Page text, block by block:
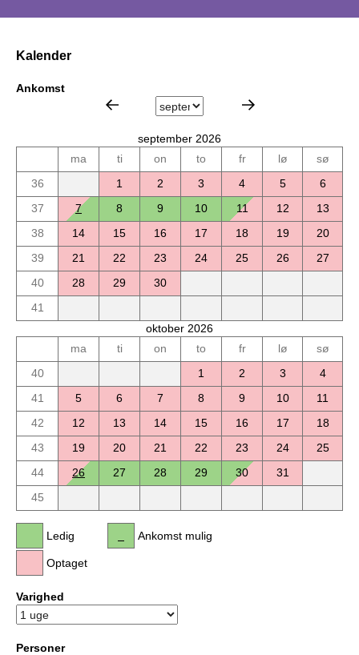
Kalender
Ankomst
september 2026
ma
ti on to fr lø
sø
36
1 2 3 4 5
6
37
7 8 9 10 11 12
13
38
14 15 16 17 18 19
20
39
21 22 23 24 25 26
27
40
28 29
30
41
oktober 2026
ma
ti on to fr lø
sø
40
1 2 3
4
41
5 6 7 8 9 10
11
42
12 13 14 15 16 17
18
43
19 20 21 22 23 24
25
44
26 27 28 29 30
31
45
Ledig
Optaget
Ankomst mulig
Varighed
Personer